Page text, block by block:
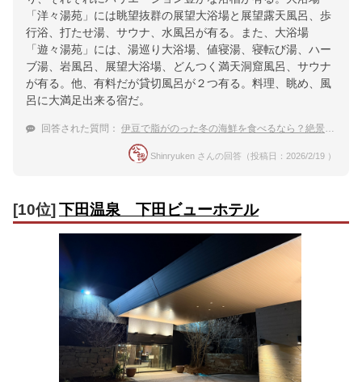
「洋々湯苑」には眺望抜群の展望大浴場と展望露天風呂、歩
行浴、打たせ湯、サウナ、水風呂が有る。また、大浴場
「遊々湯苑」には、湯巡り大浴場、値寝湯、寝転び湯、ハー
ブ湯、岩風呂、展望大浴場、どんつく満天洞窟風呂、サウナ
が有る。他、有料だが貸切風呂が２つ有る。料理、眺め、風
呂に大満足出来る宿だ。
回答された質問： 伊豆で脂がのった冬の海鮮を食べるなら？絶景温泉にも入れる最高の宿
Shinryuken さんの回答（投稿日：2026/2/19 ）
[10位] 下田温泉 下田ビューホテル